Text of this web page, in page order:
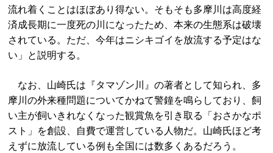
流れ着くことはほぼあり得ない。そもそも多摩川は高度経
済成長期に一度死の川になったため、本来の生態系は破壊
されている。ただ、今年はニシキゴイを放流する予定はな
い」と説明する。
なお、山崎氏は『タマゾン川』の著者として知られ、多
摩川の外来種問題についてかねて警鐘を鳴らしており、飼
い主が飼いきれなくなった観賞魚を引き取る「おさかなポ
スト」を創設、自費で運営している人物だ。山崎氏ほど考
えずに放流している例も全国には数多くあるだろう。